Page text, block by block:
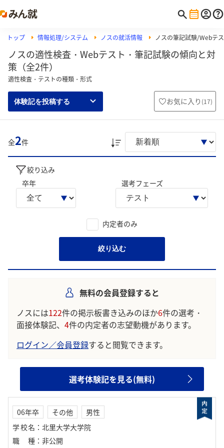
トップ 情報処理/システム ノスの就活情報 ノスの筆記試験/Webテ
ノスの適性検査・Webテスト・筆記試験の傾向と対
策（全2件）
適性検査・テストの種類・形式
体験記を投稿する お気に入り (17)
全2件
絞り込み
卒年
選考フェーズ
内定者のみ
絞り込む
無料の会員登録すると
ノスには122件の掲示板書き込みのほか6件の選考・
面接体験記、 4件の内定者の志望動機があります。
ログイン／会員登録すると閲覧できます。
選考体験記を見る(無料)
06年卒 その他
男性
学校名 ： 北里大学大学院
職種 ： 非公開